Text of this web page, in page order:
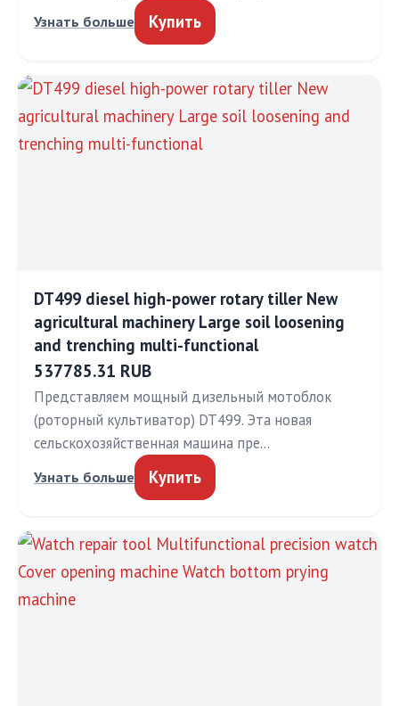
Узнать больше Купить
DT499 diesel high-power rotary tiller New
agricultural machinery Large soil loosening
and trenching multi-functional
537785.31 RUB
Представляем мощный дизельный мотоблок
(роторный культиватор) DT499. Эта новая
сельскохозяйственная машина пре…
Узнать больше Купить